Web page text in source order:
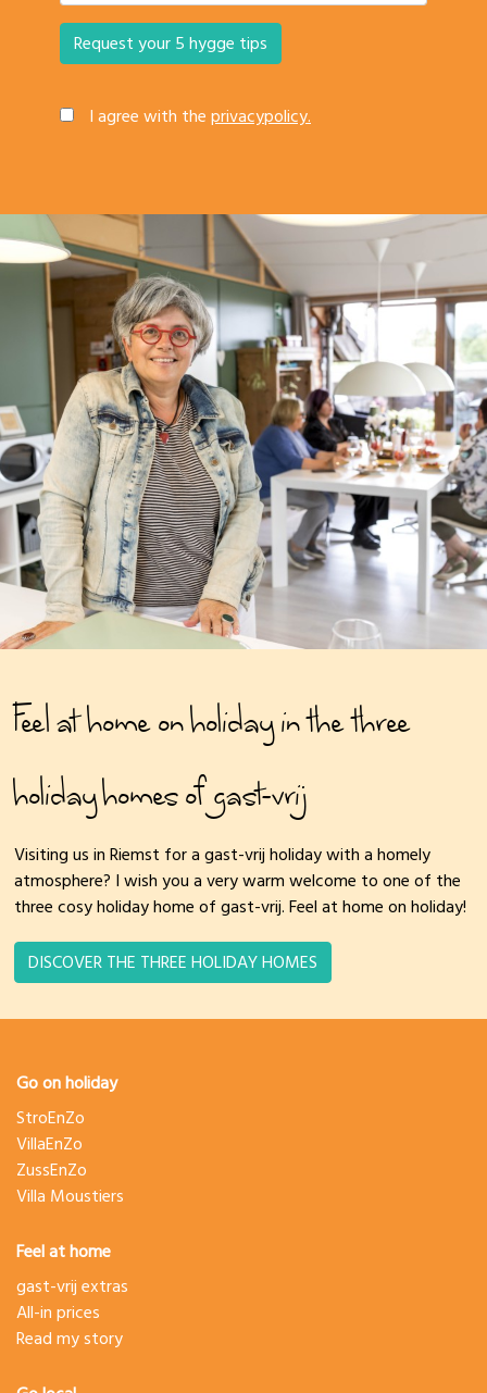
I agree with theprivacypolicy.
Feel at home on holiday in the three
holiday homes of gast-vrij
Visiting us in Riemst for a gast-vrij holiday with a homely
atmosphere? I wish you a very warm welcome to one of the
three cosy holiday home of gast-vrij. Feel at home on holiday!
DISCOVER THE THREE HOLIDAY HOMES
Go on holiday
StroEnZo
VillaEnZo
ZussEnZo
Villa Moustiers
Feel at home
gast-vrij extras
All-in prices
Read my story